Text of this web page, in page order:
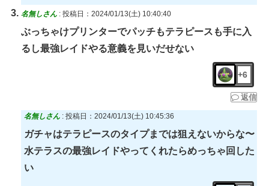
名無しさん : 投稿日：2024/01/13(土) 10:40:40
ぶっちゃけプリンターでパッチもテラピースも手に入
るし最強レイドやる意義を見いだせない
+6
返信
名無しさん : 投稿日：2024/01/13(土) 10:45:36
ガチャはテラピースのタイプまでは狙えないからな〜
水テラスの最強レイドやってくれたらめっちゃ回した
い